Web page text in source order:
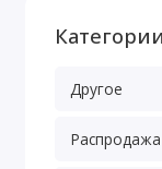
Категории
Другое
Распродажа